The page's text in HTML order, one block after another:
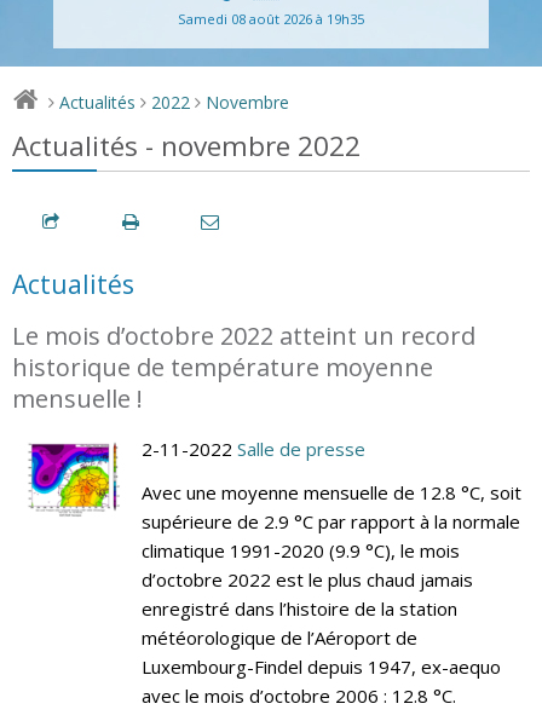
Samedi 08 août 2026 à 19h35
> Actualités > 2022 > Novembre
Actualités - novembre 2022
Actualités
Le mois d’octobre 2022 atteint un record
historique de température moyenne
mensuelle !
2-11-2022 Salle de presse
Avec une moyenne mensuelle de 12.8 °C, soit
supérieure de 2.9 °C par rapport à la normale
climatique 1991-2020 (9.9 °C), le mois
d’octobre 2022 est le plus chaud jamais
enregistré dans l’histoire de la station
météorologique de l’Aéroport de
Luxembourg-Findel depuis 1947, ex-aequo
avec le mois d’octobre 2006 : 12.8 °C.